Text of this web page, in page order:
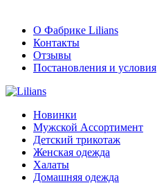
О Фабрике Lilians
Контакты
Отзывы
Постановления и условия
Новинки
Мужской Ассортимент
Детcкий трикотаж
Женская одежда
Халаты
Домашняя одежда